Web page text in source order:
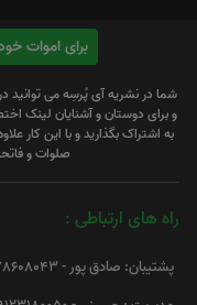
برای اموات خود در کمتر از
شما در نشریه آی پُرسِه می توانید
و برای دوستان و آشنایان لینک
به اشتراک بگذارید و با این کار
صلوات و
راه های ارتباطی :
پشتیبان: صادق پور - 09378608043